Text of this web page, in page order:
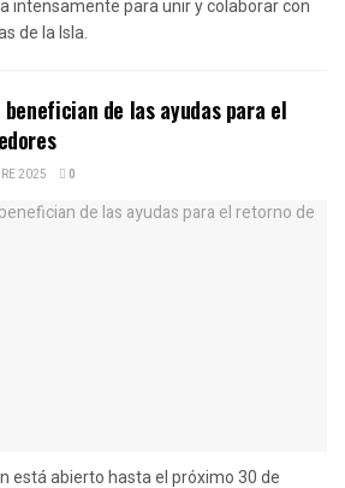
intensamente para unir y colaborar con
de la Isla.
benefician de las ayudas para el
2025 0
está abierto hasta el próximo 30 de